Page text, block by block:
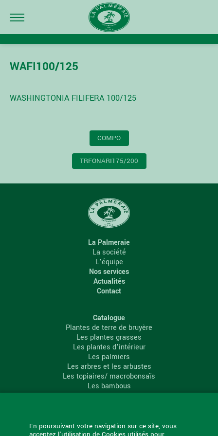
En poursuivant votre navigation sur ce site, vous
WAFI100/125
WASHINGTONIA FILIFERA 100/125
COMPO
TRFONARI175/200
La Palmeraie
La société
L’équipe
Nos services
Actualités
Contact
Catalogue
Plantes de terre de bruyère
Les plantes grasses
Les plantes d’intérieur
Les palmiers
Les arbres et les arbustes
Les topiaires/ macrobonsaïs
Les bambous
Les conifères
La Palmeraie